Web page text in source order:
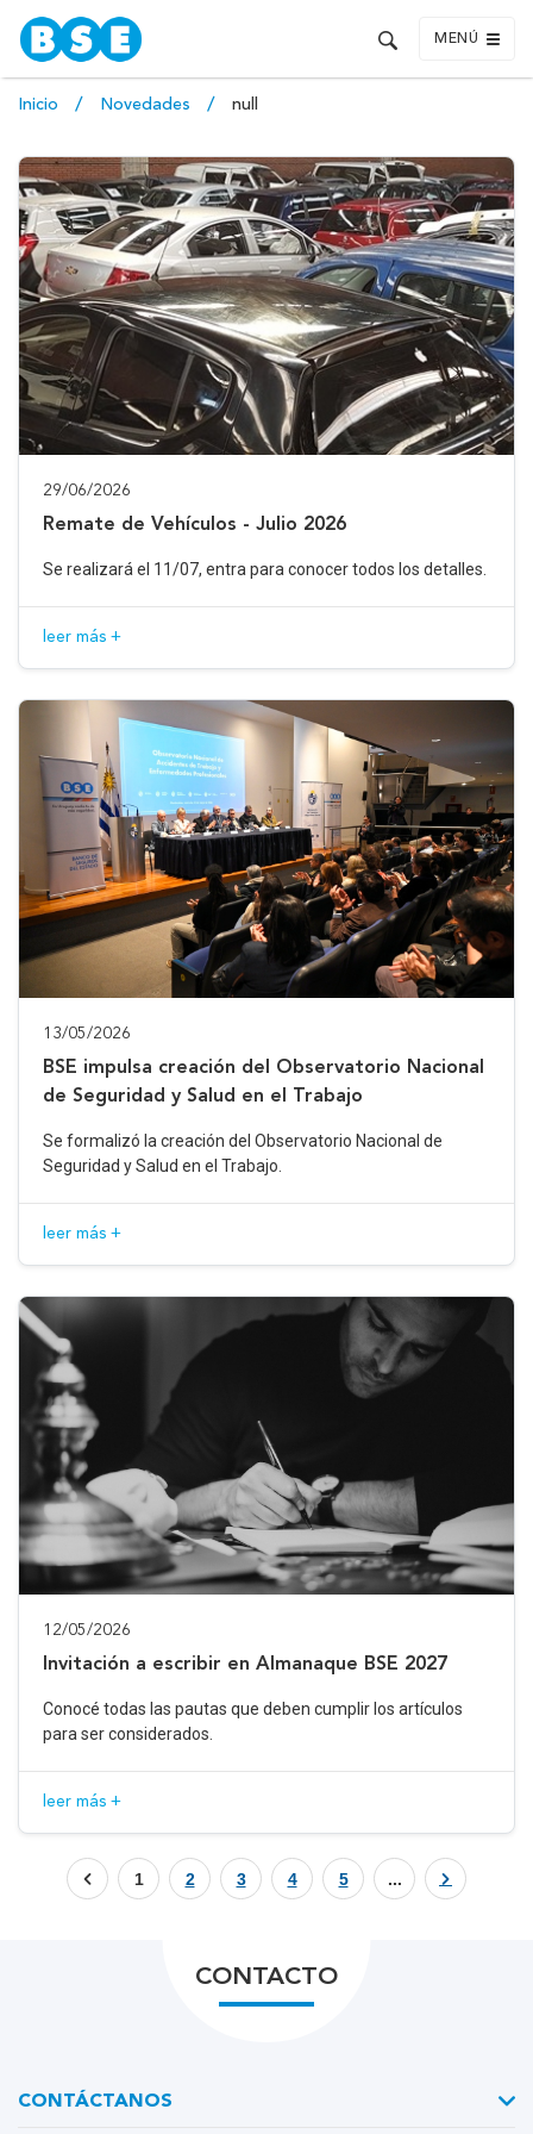
MENÚ
Inicio Novedades null
29/06/2026
Remate de Vehículos - Julio 2026
Se realizará el 11/07, entra para conocer todos los detalles.
leer más +
13/05/2026
BSE impulsa creación del Observatorio Nacional
de Seguridad y Salud en el Trabajo
Se formalizó la creación del Observatorio Nacional de
Seguridad y Salud en el Trabajo.
leer más +
12/05/2026
Invitación a escribir en Almanaque BSE 2027
Conocé todas las pautas que deben cumplir los artículos
para ser considerados.
leer más +
1 2 3 4 5 ...
CONTACTO
CONTÁCTANOS